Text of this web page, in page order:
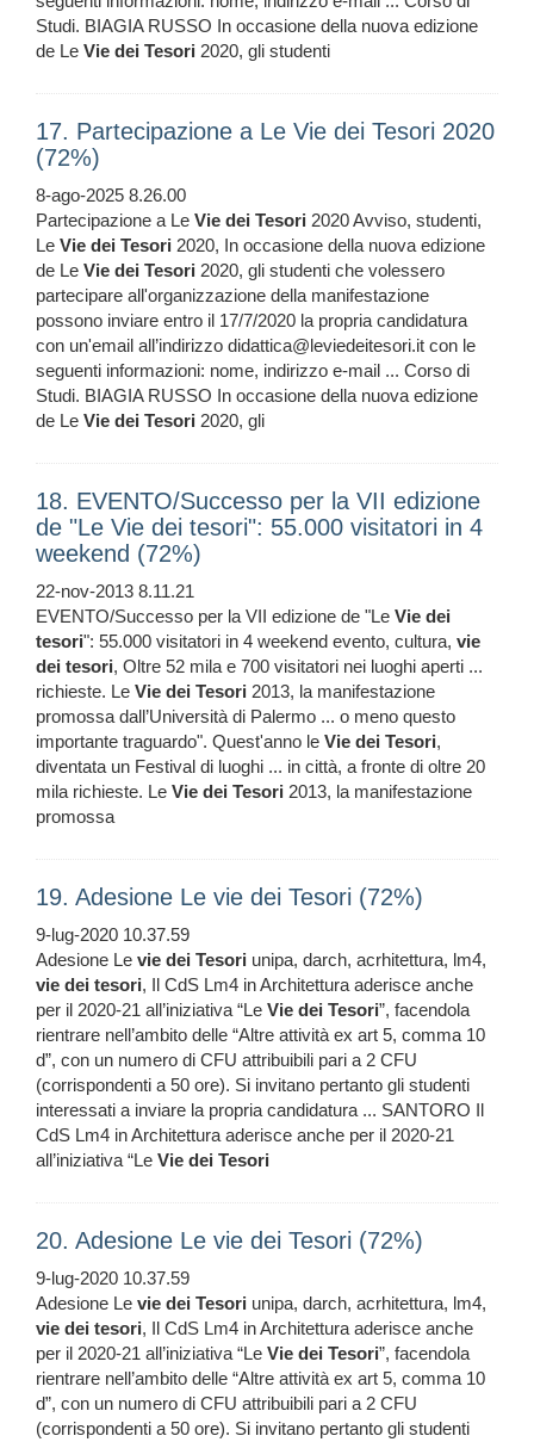
Studi. BIAGIA RUSSO In occasione della nuova edizione
de Le Vie dei Tesori 2020, gli studenti
17. Partecipazione a Le Vie dei Tesori 2020
(72%)
8-ago-2025 8.26.00
Partecipazione a Le Vie dei Tesori 2020 Avviso, studenti,
Le Vie dei Tesori 2020, In occasione della nuova edizione
de Le Vie dei Tesori 2020, gli studenti che volessero
partecipare all'organizzazione della manifestazione
possono inviare entro il 17/7/2020 la propria candidatura
con un'email all’indirizzo didattica@leviedeitesori.it con le
seguenti informazioni: nome, indirizzo e-mail ... Corso di
Studi. BIAGIA RUSSO In occasione della nuova edizione
de Le Vie dei Tesori 2020, gli
18. EVENTO/Successo per la VII edizione
de "Le Vie dei tesori": 55.000 visitatori in 4
weekend (72%)
22-nov-2013 8.11.21
EVENTO/Successo per la VII edizione de "Le Vie dei
tesori": 55.000 visitatori in 4 weekend evento, cultura, vie
dei tesori, Oltre 52 mila e 700 visitatori nei luoghi aperti ...
richieste. Le Vie dei Tesori 2013, la manifestazione
promossa dall’Università di Palermo ... o meno questo
importante traguardo". Quest'anno le Vie dei Tesori,
diventata un Festival di luoghi ... in città, a fronte di oltre 20
mila richieste. Le Vie dei Tesori 2013, la manifestazione
promossa
19. Adesione Le vie dei Tesori (72%)
9-lug-2020 10.37.59
Adesione Le vie dei Tesori unipa, darch, acrhitettura, lm4,
vie dei tesori, Il CdS Lm4 in Architettura aderisce anche
per il 2020-21 all’iniziativa “Le Vie dei Tesori”, facendola
rientrare nell’ambito delle “Altre attività ex art 5, comma 10
d”, con un numero di CFU attribuibili pari a 2 CFU
(corrispondenti a 50 ore). Si invitano pertanto gli studenti
interessati a inviare la propria candidatura ... SANTORO Il
CdS Lm4 in Architettura aderisce anche per il 2020-21
all’iniziativa “Le Vie dei Tesori
20. Adesione Le vie dei Tesori (72%)
9-lug-2020 10.37.59
Adesione Le vie dei Tesori unipa, darch, acrhitettura, lm4,
vie dei tesori, Il CdS Lm4 in Architettura aderisce anche
per il 2020-21 all’iniziativa “Le Vie dei Tesori”, facendola
rientrare nell’ambito delle “Altre attività ex art 5, comma 10
d”, con un numero di CFU attribuibili pari a 2 CFU
(corrispondenti a 50 ore). Si invitano pertanto gli studenti